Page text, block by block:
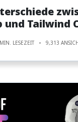
Tailwind
LESEZEIT 9,313